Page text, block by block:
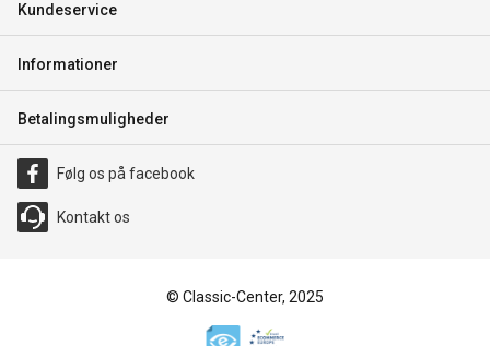
Kundeservice
Informationer
Betalingsmuligheder
Følg os på facebook
Kontakt os
© Classic-Center, 2025